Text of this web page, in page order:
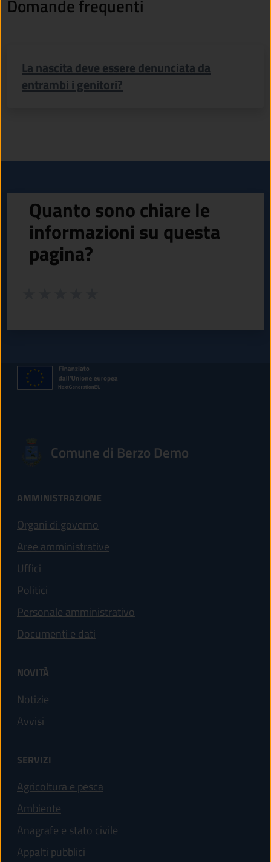
Domande frequenti
La nascita deve essere denunciata da
entrambi i genitori?
Quanto sono chiare le
informazioni su questa
pagina?
Comune di Berzo Demo
AMMINISTRAZIONE
Organi di governo
Aree amministrative
Uffici
Politici
Personale amministrativo
Documenti e dati
NOVITÀ
Notizie
Avvisi
SERVIZI
Agricoltura e pesca
Ambiente
Anagrafe e stato civile
Appalti pubblici